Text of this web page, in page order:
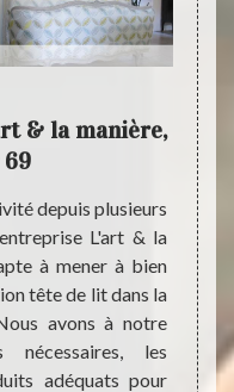
& la manière,
depuis plusieurs
L'art & la
à mener à bien
tête de lit dans la
avons à notre
nécessaires, les
adéquats pour
La
un
L'art